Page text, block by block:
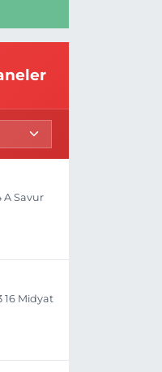
A Savur
16 Midyat